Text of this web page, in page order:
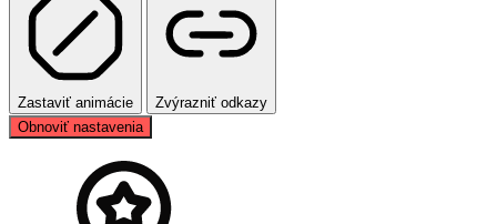
Zastaviť animácie
Zvýrazniť odkazy
Obnoviť nastavenia